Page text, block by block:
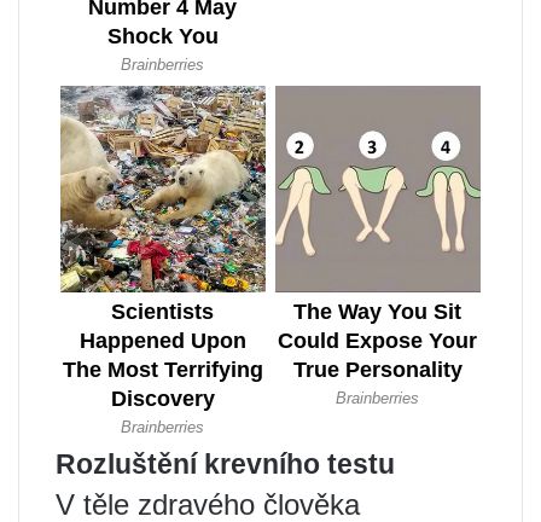
Rozluštění krevního testu
V těle zdravého člověka